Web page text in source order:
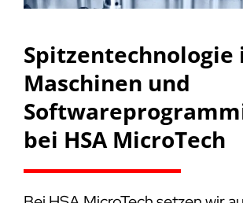
Spitzentechnologie
Maschinen und
bei HSA MicroTech